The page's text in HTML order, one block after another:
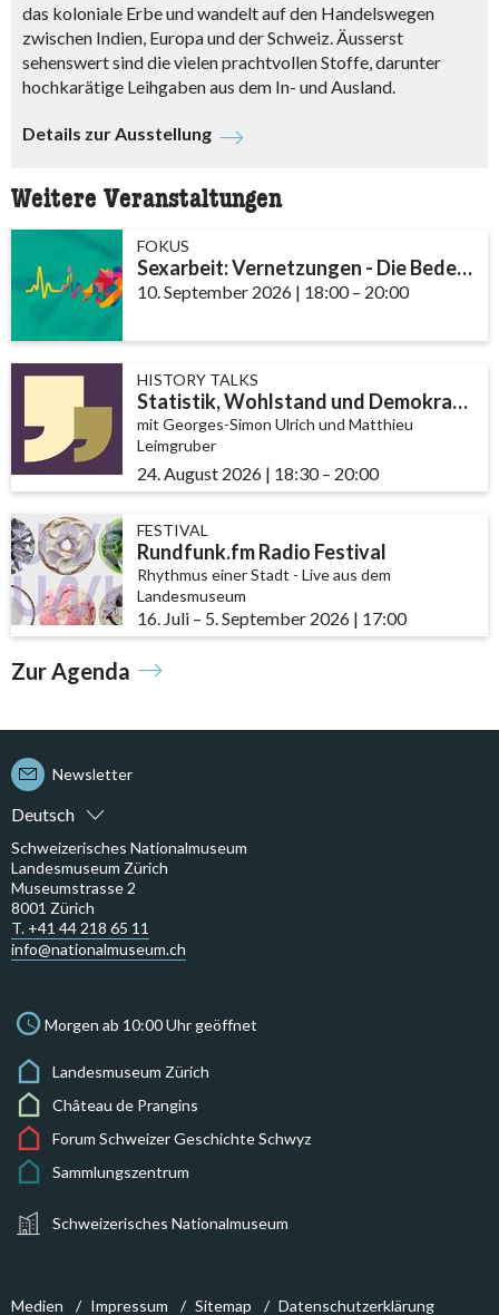
das koloniale Erbe und wandelt auf den Handelswegen
zwischen Indien, Europa und der Schweiz. Äusserst
sehenswert sind die vielen prachtvollen Stoffe, darunter
hochkarätige Leihgaben aus dem In- und Ausland.
Details zur Ausstellung
Weitere Veranstaltungen
FOKUS
Sexarbeit: Vernetzungen - Die Bedeutung von Community und Fachstellen
10. September 2026 | 18:00– 20:00
HISTORY TALKS
Statistik, Wohlstand und Demokratie
mit Georges-Simon Ulrich und Matthieu
Leimgruber
24. August 2026 | 18:30accessibility.time_to
– 20:00
FESTIVAL
Rundfunk.fm Radio Festival
Rhythmus einer Stadt - Live aus dem
Landesmuseum
16. Juli accessibility.time_to
– 5. September 2026 | 17:00
Zur Agenda
Deutsch
Newsletter
Schweizerisches Nationalmuseum
Landesmuseum Zürich
Museumstrasse 2
8001 Zürich
T. +41 44 218 65 11
info@nationalmuseum.ch
Morgen ab 10:00 Uhr geöffnet
Landesmuseum Zürich
Château de Prangins
Forum Schweizer Geschichte Schwyz
Sammlungszentrum
Schweizerisches Nationalmuseum
Medien Impressum Sitemap Datenschutzerklärung